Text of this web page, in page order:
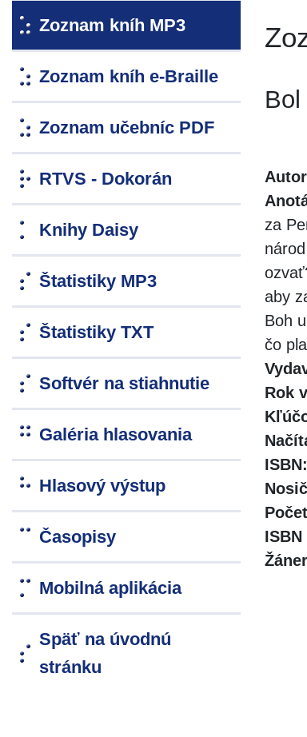
Zoznam kníh MP3
Zoznam kníh e-Braille
Zoznam učebníc PDF
RTVS - Dokorán
Knihy Daisy
Štatistiky MP3
Štatistiky TXT
Softvér na stiahnutie
Galéria hlasovania
Hlasový výstup
Časopisy
Mobilná aplikácia
Späť na úvodnú
stránku
za
aby
Boh
čo
Rok
ISBN: